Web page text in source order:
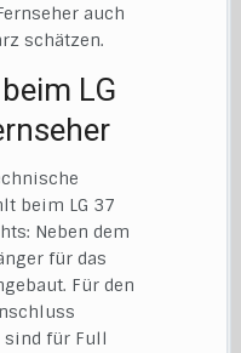
auch
schätzen.
LG
beim LG 37
Neben dem
für das
Für den
sind für Full